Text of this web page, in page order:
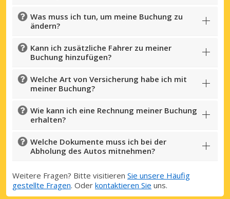
Was muss ich tun, um meine Buchung zu
ändern?
Kann ich zusätzliche Fahrer zu meiner
Buchung hinzufügen?
Welche Art von Versicherung habe ich mit
meiner Buchung?
Wie kann ich eine Rechnung meiner Buchung
erhalten?
Welche Dokumente muss ich bei der
Abholung des Autos mitnehmen?
Weitere Fragen? Bitte visitieren Sie unsere Häufig
gestellte Fragen. Oder kontaktieren Sie uns.
Top-Ersparnisses
Erhalten Sie Zugang zu exklusiven
Mit eLink anmelden